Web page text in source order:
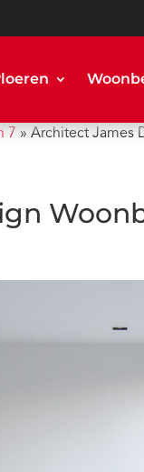
7 »Architect James